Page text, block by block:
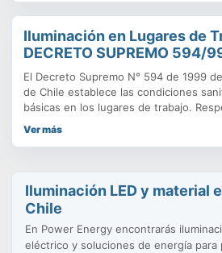
Iluminación en Lugares de
DECRETO SUPREMO 594/
El Decreto Supremo N° 594 de 1999
de Chile establece las condiciones
básicas en los lugares de trabajo.
iluminación, este decreto establece
Ver más
Iluminación LED y material
Chile
En Power Energy encontrarás
eléctrico y soluciones de energía para